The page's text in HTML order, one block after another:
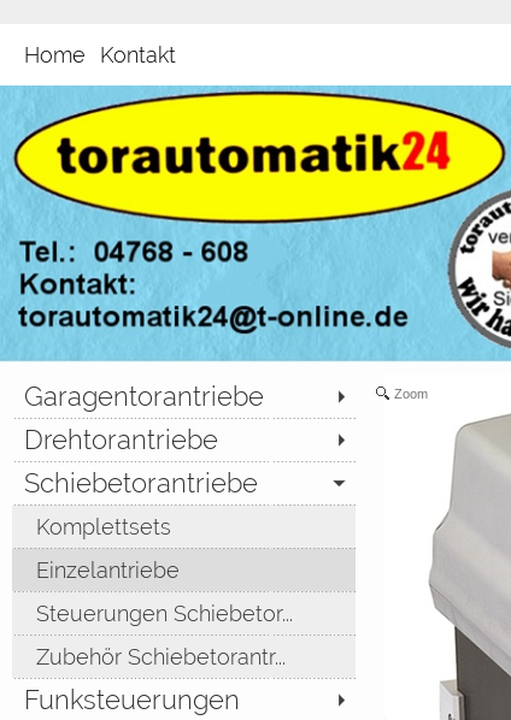
Home Kontakt
Garagentorantriebe
Drehtorantriebe
Schiebetorantriebe
Komplettsets
Einzelantriebe
Steuerungen Schiebetor...
Zubehör Schiebetorantr...
Funksteuerungen
Zoom